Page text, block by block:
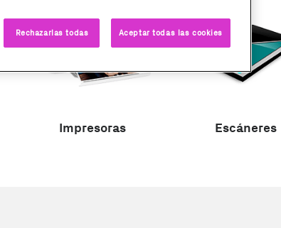
Impresoras Escáneres
Rechazarlas todas Aceptar todas las cookies